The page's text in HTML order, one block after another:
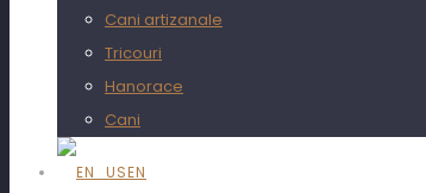
Cani artizanale
Tricouri
Hanorace
Cani
EN